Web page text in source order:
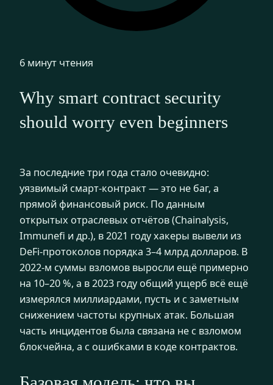
6 минут чтения
Why smart contract security
should worry even beginners
За последние три года стало очевидно:
уязвимый смарт‑контракт — это не баг, а
прямой финансовый риск. По данным
открытых отраслевых отчётов (Chainalysis,
Immunefi и др.), в 2021 году хакеры вывели из
DeFi‑протоколов порядка 3–4 млрд долларов. В
2022‑м суммы взломов выросли ещё примерно
на 10–20 %, а в 2023 году общий ущерб всё ещё
измерялся миллиардами, пусть и с заметным
снижением частоты крупных атак. Большая
часть инцидентов была связана не с взломом
блокчейна, а с ошибками в коде контрактов.